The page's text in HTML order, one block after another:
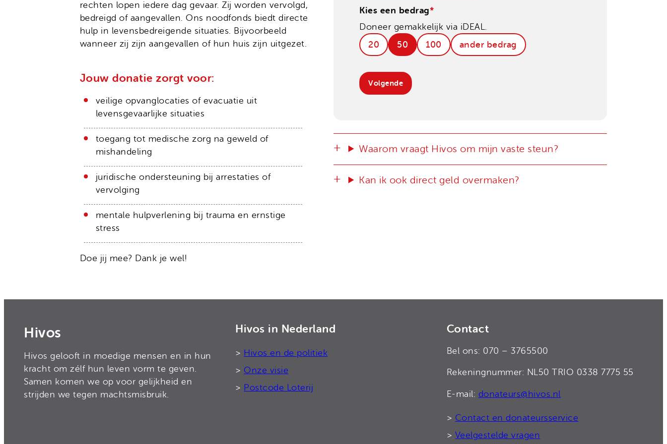
rechten lopen iedere dag gevaar. Zij worden vervolgd,
bedreigd of aangevallen. Ons noodfonds biedt directe
hulp in levensbedreigende situaties. Bijvoorbeeld
wanneer zij zijn aangevallen of hun huis zijn uitgezet.
Jouw donatie zorgt voor:
veilige opvanglocaties of evacuatie uit
levensgevaarlijke situaties
toegang tot medische zorg na geweld of
mishandeling
juridische ondersteuning bij arrestaties of
vervolging
mentale hulpverlening bij trauma en ernstige
stress
Doe jij mee? Dank je wel!
Kies een bedrag*
Doneer gemakkelijk via iDEAL.
20
50 100 ander bedrag
Waarom vraagt Hivos om mijn vaste steun?
Kan ik ook direct geld overmaken?
Hivos
Hivos gelooft in moedige mensen en in hun
kracht om zélf hun leven vorm te geven.
Samen komen we op voor gelijkheid en
strijden we tegen machtsmisbruik.
Hivos in Nederland
> Hivos en de politiek
> Onze visie
> Postcode Loterij
Contact
Bel ons: 070 – 3765500
Rekeningnummer: NL50 TRIO 0338 7775 55
E-mail: donateurs@hivos.nl
> Contact en donateursservice
> Veelgestelde vragen
Hivos in je testament
Moedige mensen
Noodfonds voor activisten
Onze organisatie
Onze successen
Jaarverslag